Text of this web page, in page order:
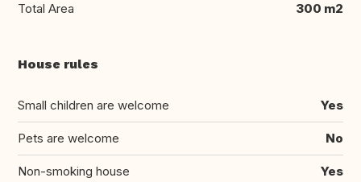
Total Area 300 m2
House rules
Small children are welcome Yes
Pets are welcome No
Non-smoking house Yes